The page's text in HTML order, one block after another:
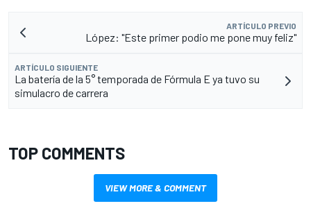
ARTÍCULO PREVIO
López: "Este primer podio me pone muy feliz"
ARTÍCULO SIGUIENTE
La batería de la 5° temporada de Fórmula E ya tuvo su
simulacro de carrera
TOP COMMENTS
VIEW MORE & COMMENT